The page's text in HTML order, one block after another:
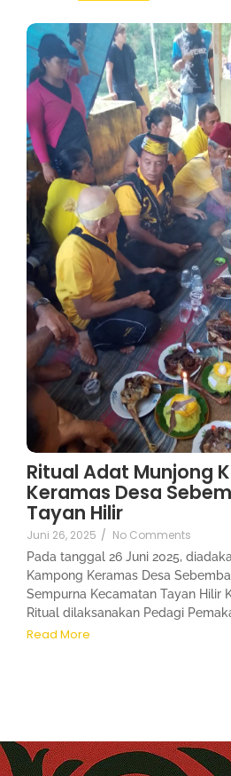
Ritual Adat Munjong
Keramas Desa
Tayan Hilir
Juni 26, 2025 / No Comments
Pada tanggal 26 Juni 2025,
Kampong Keramas Desa
Sempurna Kecamatan Tayan Hilir
Ritual dilaksanakan Pedagi
Read More